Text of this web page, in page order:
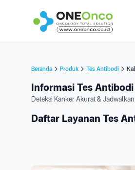
Beranda Produk Tes Antibodi
Informasi Tes
Deteksi Kanker Akurat &
Daftar Layanan Tes